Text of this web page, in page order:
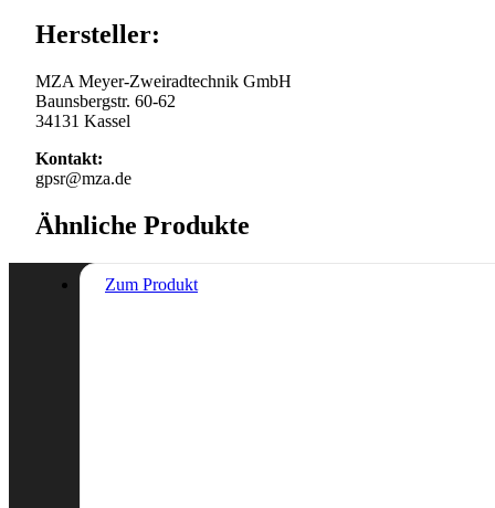
Hersteller:
MZA Meyer-Zweiradtechnik GmbH
Baunsbergstr. 60-62
34131 Kassel
Kontakt:
gpsr@mza.de
Ähnliche Produkte
Zum Produkt